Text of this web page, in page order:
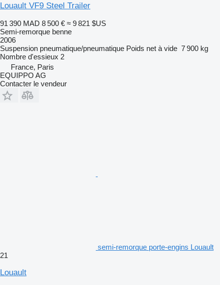
Louault VF9 Steel Trailer
91 390 MAD 8 500 € ≈ 9 821 $US
Semi-remorque benne
2006
Suspension pneumatique/pneumatique Poids net à vide 7 900 kg
Nombre d'essieux 2
France, Paris
EQUIPPO AG
Contacter le vendeur
semi-remorque porte-engins Louault
21
Louault